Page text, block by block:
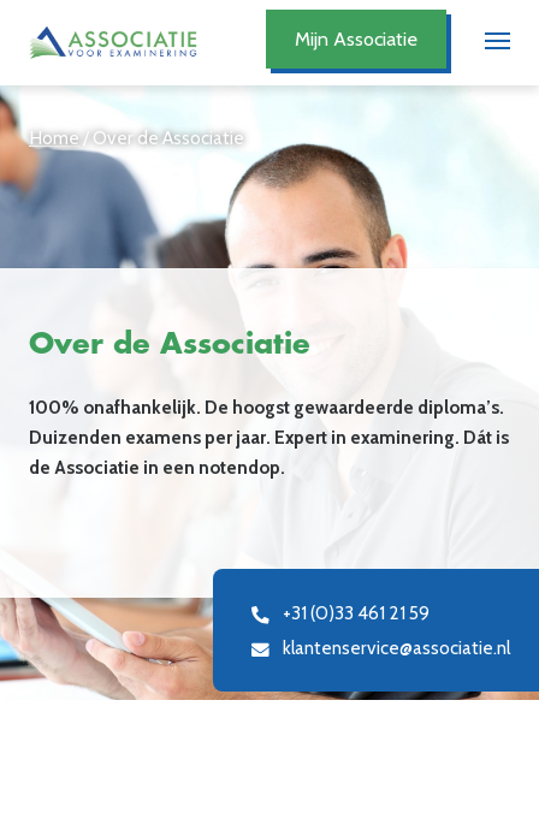
Mijn Associatie
Home/ Over de Associatie
Over de Associatie
100% onafhankelijk. De hoogst gewaardeerde diploma’s.
Duizenden examens per jaar. Expert in examinering. Dát is
de Associatie in een notendop.
+31 (0)33 461 21 59
klantenservice@associatie.nl